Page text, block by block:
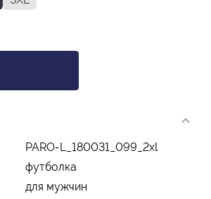
PARO-L_180031_099_2xl
футболка
для мужчин